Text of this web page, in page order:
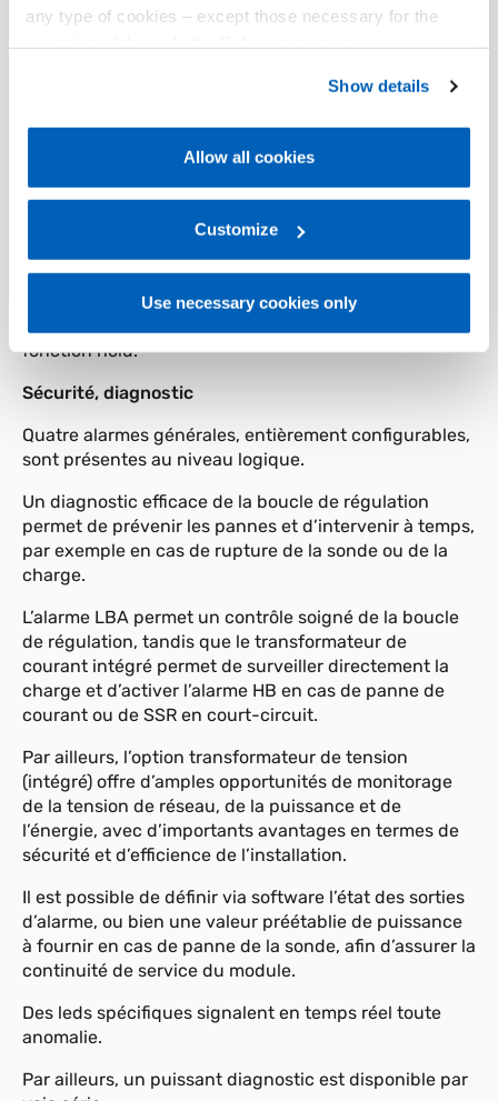
any type of cookies – except those necessary for the
Gefran - Cookie
policy.
regarding processing of personal data, at the following
Gefran - Privacy Policy.
Show details
Allow all cookies
Customize
Use necessary cookies only
installations technologiques.
Cela réduit encore le câblage électromécanique.
Au niveau logique, il y a quatre alarmes générales
(verrouillage) ou pas, exclue lors de la mise sous
tension.
L’entrée numérique étant toujours disponible, il est
possible de sélectionner un des deux points de
consigne préconfigurables, ou bien sélectionner le
fonctionnement Manuel-Automatique, remettre la
mémoire des alarmes à zéro ou encore habiliter la
fonction hold.
Sécurité, diagnostic
Quatre alarmes générales, entièrement configurables,
sont présentes au niveau logique.
Un diagnostic efficace de la boucle de régulation
permet de prévenir les pannes et d’intervenir à temps,
par exemple en cas de rupture de la sonde ou de la
charge.
L’alarme LBA permet un contrôle soigné de la boucle
de régulation, tandis que le transformateur de
courant intégré permet de surveiller directement la
charge et d’activer l’alarme HB en cas de panne de
courant ou de SSR en court-circuit.
Par ailleurs, l’option transformateur de tension
(intégré) offre d’amples opportunités de monitorage
de la tension de réseau, de la puissance et de
l’énergie, avec d’importants avantages en termes de
sécurité et d’efficience de l’installation.
Il est possible de définir via software l’état des sorties
d’alarme, ou bien une valeur préétablie de puissance
à fournir en cas de panne de la sonde, afin d’assurer la
continuité de service du module.
Des leds spécifiques signalent en temps réel toute
anomalie.
Par ailleurs, un puissant diagnostic est disponible par